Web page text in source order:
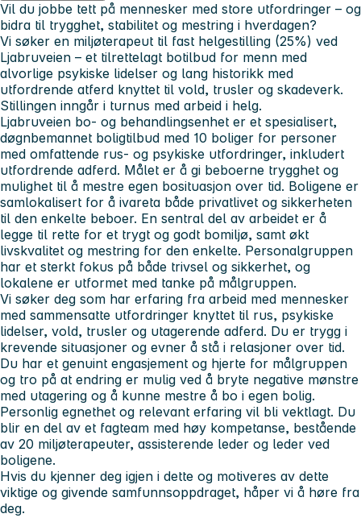
Vil du jobbe tett på mennesker med store utfordringer – og
bidra til trygghet, stabilitet og mestring i hverdagen?
Vi søker en miljøterapeut til fast helgestilling (25%) ved
Ljabruveien – et tilrettelagt botilbud for menn med
alvorlige psykiske lidelser og lang historikk med
utfordrende atferd knyttet til vold, trusler og skadeverk.
Stillingen inngår i turnus med arbeid i helg.
Ljabruveien bo- og behandlingsenhet er et spesialisert,
døgnbemannet boligtilbud med 10 boliger for personer
med omfattende rus- og psykiske utfordringer, inkludert
utfordrende adferd. Målet er å gi beboerne trygghet og
mulighet til å mestre egen bosituasjon over tid. Boligene er
samlokalisert for å ivareta både privatlivet og sikkerheten
til den enkelte beboer. En sentral del av arbeidet er å
legge til rette for et trygt og godt bomiljø, samt økt
livskvalitet og mestring for den enkelte. Personalgruppen
har et sterkt fokus på både trivsel og sikkerhet, og
lokalene er utformet med tanke på målgruppen.
Vi søker deg som har erfaring fra arbeid med mennesker
med sammensatte utfordringer knyttet til rus, psykiske
lidelser, vold, trusler og utagerende adferd. Du er trygg i
krevende situasjoner og evner å stå i relasjoner over tid.
Du har et genuint engasjement og hjerte for målgruppen
og tro på at endring er mulig ved å bryte negative mønstre
med utagering og å kunne mestre å bo i egen bolig.
Personlig egnethet og relevant erfaring vil bli vektlagt. Du
blir en del av et fagteam med høy kompetanse, bestående
av 20 miljøterapeuter, assisterende leder og leder ved
boligene.
Hvis du kjenner deg igjen i dette og motiveres av dette
viktige og givende samfunnsoppdraget, håper vi å høre fra
deg.